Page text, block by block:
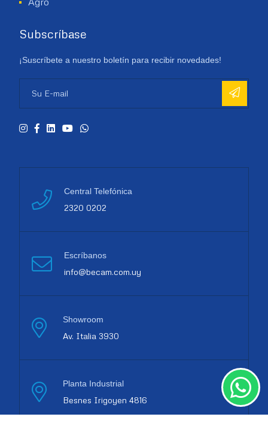
Subscríbase
¡Suscríbete a nuestro boletín para recibir novedades!
Central Telefónica
2320 0202
Escríbanos
info@becam.com.uy
Showroom
Av. Italia 3930
Planta Industrial
Besnes Irigoyen 4816